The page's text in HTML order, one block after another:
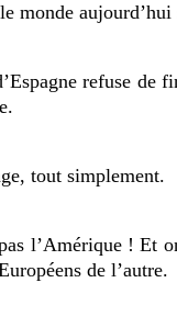
monde
refuse de
tout simplement.
lʼAmérique ! Et
de lʼautre.